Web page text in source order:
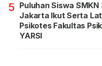
5 Puluhan Siswa SMKN
Jakarta Ikut Serta
Psikotes Fakultas
YARSI